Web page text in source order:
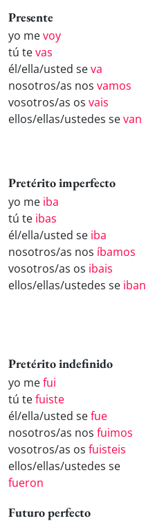
Presente
yo mevoy
tú tevas
él/ella/usted seva
nosotros/as nos vamos
vosotros/as os vais
ellos/ellas/ustedes sevan
Pretérito imperfecto
yo me iba
tú te ibas
él/ella/usted se iba
nosotros/as nos íbamos
vosotros/as os ibais
ellos/ellas/ustedes se iban
Pretérito indefinido
yo mefui
tú tefuiste
él/ella/usted sefue
nosotros/as nos fuimos
vosotros/as os fuisteis
ellos/ellas/ustedes se
fueron
Futuro perfecto